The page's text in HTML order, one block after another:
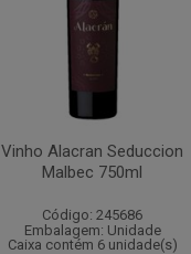
Vinho Alacran Seduccion
Malbec 750ml
Código: 245686
Embalagem: Unidade
Caixa contém 6 unidade(s)